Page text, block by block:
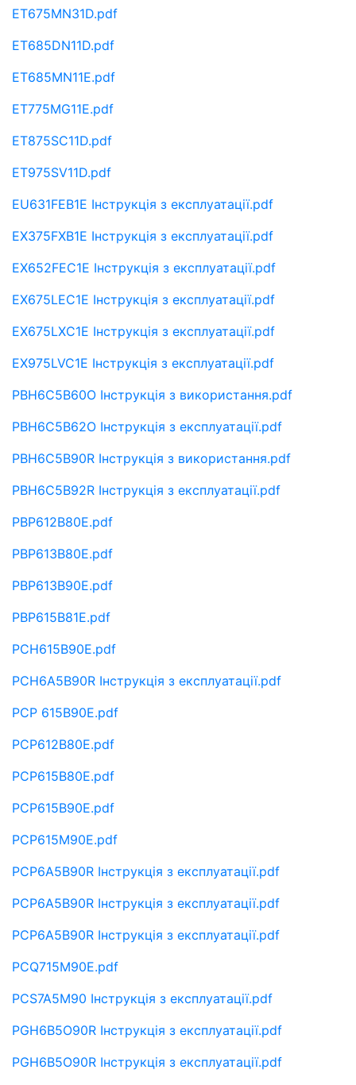
ET675MN31D.pdf
ET685DN11D.pdf
ET685MN11E.pdf
ET775MG11E.pdf
ET875SC11D.pdf
ET975SV11D.pdf
EU631FEB1E Інструкція з експлуатації.pdf
EX375FXB1E Інструкція з експлуатації.pdf
EX652FEC1E Інструкція з експлуатації.pdf
EX675LEC1E Інструкція з експлуатації.pdf
EX675LXC1E Інструкція з експлуатації.pdf
EX975LVC1E Інструкція з експлуатації.pdf
PBH6C5B60O Інструкція з використання.pdf
PBH6C5B62O Інструкція з експлуатації.pdf
PBH6C5B90R Інструкція з використання.pdf
PBH6C5B92R Інструкція з експлуатації.pdf
PBP612B80E.pdf
PBP613B80E.pdf
PBP613B90E.pdf
PBP615B81E.pdf
PCH615B90E.pdf
PCH6A5B90R Інструкція з експлуатації.pdf
PCP 615B90E.pdf
PCP612B80E.pdf
PCP615B80E.pdf
PCP615B90E.pdf
PCP615M90E.pdf
PCP6A5B90R Інструкція з експлуатації.pdf
PCP6A5B90R Інструкція з експлуатації.pdf
PCP6A5B90R Інструкція з експлуатації.pdf
PCQ715M90E.pdf
PCS7A5M90 Інструкція з експлуатації.pdf
PGH6B5O90R Інструкція з експлуатації.pdf
PGH6B5O90R Інструкція з експлуатації.pdf